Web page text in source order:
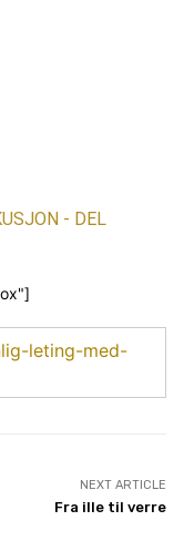
- DEL
leting-med-
NEXT ARTICLE
Fra ille til verre